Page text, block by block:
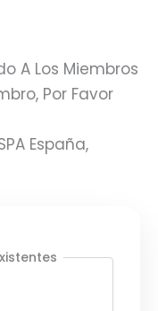
A Los Miembros
Por Favor
España,